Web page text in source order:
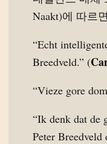
Naakt)에 따르
“Echt
Breedveld.” (
“Vieze gore
“Ik denk dat de
Peter